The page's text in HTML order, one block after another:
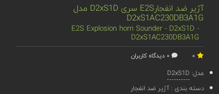
آژیر ضد انفجارE2S سری D2xS1D مدل
D2xS1AC230DB3A1G
E2S Explosion horn Sounder - D2xS1D -
D2xS1AC230DB3A1G
مدل: D2xS1D
دسته بندی :آژیر ضد انفجار